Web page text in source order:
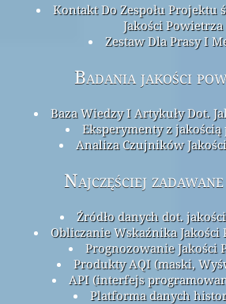
Kontakt Do Zespołu Projektu
Jakości Powietrza
Zestaw Dla Prasy I
Badania jakości
Baza Wiedzy I Artykuły Dot.
Eksperymenty z
Analiza Czujników
Najczęściej
Źródło danych dot.
Obliczanie Wskaźnika Jakości
Prognozowanie Jakości
Produkty AQI (maski,
API (interfejs
Platforma danych